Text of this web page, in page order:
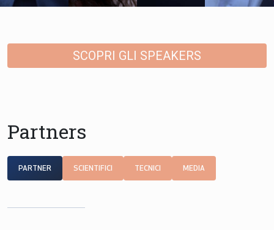
SCOPRI GLI SPEAKERS
Partners
PARTNER SCIENTIFICI TECNICI MEDIA